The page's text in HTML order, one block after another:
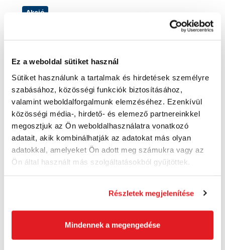
Ez a weboldal sütiket használ
Sütiket használunk a tartalmak és hirdetések személyre
szabásához, közösségi funkciók biztosításához,
valamint weboldalforgalmunk elemzéséhez. Ezenkívül
közösségi média-, hirdető- és elemező partnereinkkel
megosztjuk az Ön weboldalhasználatra vonatkozó
adatait, akik kombinálhatják az adatokat más olyan
adatokkal, amelyeket Ön adott meg számukra vagy az
Ön által használt más szolgáltatásokból gyűjtöttek.
Részletek megjelenítése
Mindennek a megengedése
Akció
115 460 Ft
90 920 Ft ÁFA nélkül